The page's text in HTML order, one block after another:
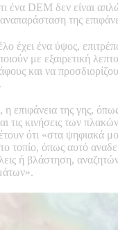
ένα DEM δεν είναι
της
έχει ένα ύψος,
με εξαιρετική
και να
επιφάνεια της γης, όπως
τις κινήσεις των
ότι «στα ψηφιακά
τοπίο, όπως αυτό
ή βλάστηση,